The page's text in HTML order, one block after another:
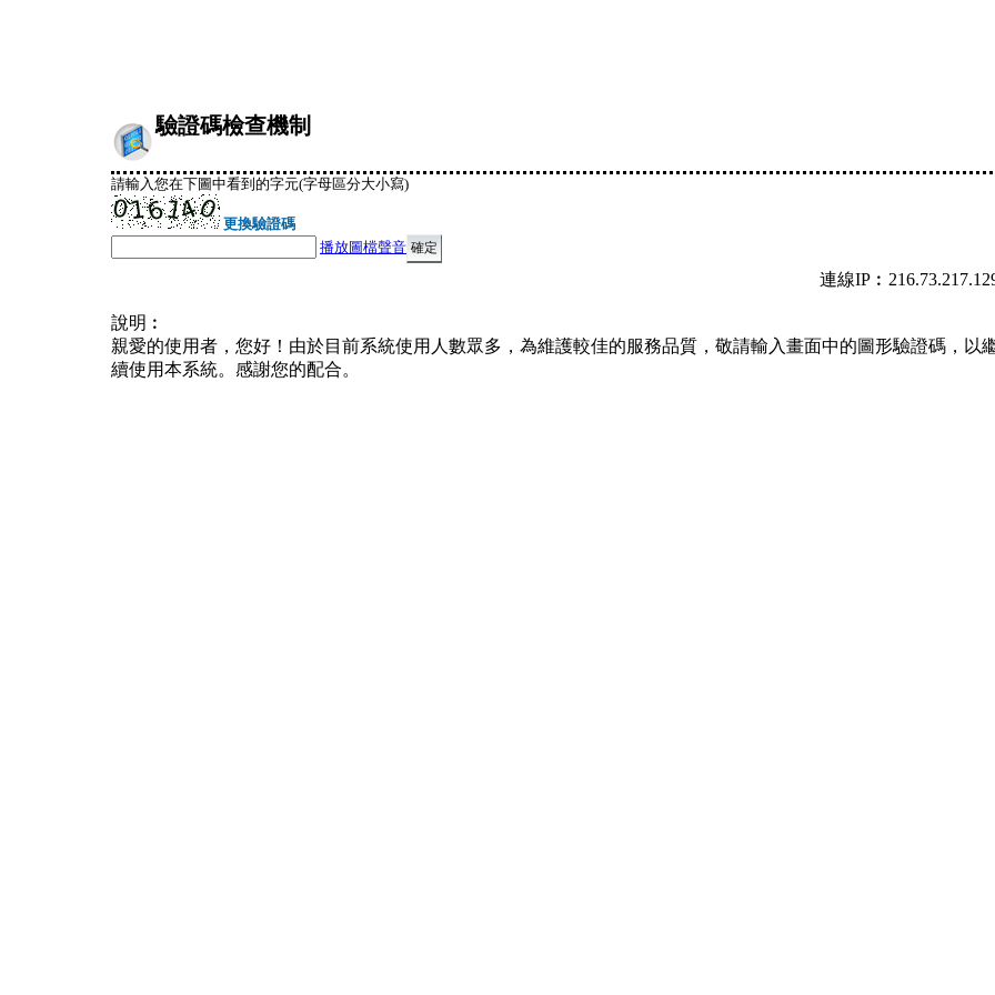
驗證碼檢查機制
請輸入您在下圖中看到的字元(字母區分大小寫)
更換驗證碼
播放圖檔聲音
連線
說明︰
親愛的使用者，您好！由於目前系統使用人數眾多，為維護較佳的服務品質，敬請輸入畫面中的圖形驗證碼，以
續使用本系統。感謝您的配合。